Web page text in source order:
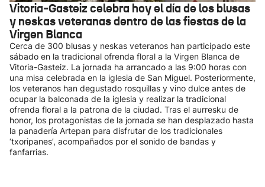
Vitoria-Gasteiz celebra hoy el día de los blusas
y neskas veteranas dentro de las fiestas de la
Virgen Blanca
Cerca de 300 blusas y neskas veteranos han participado este
sábado en la tradicional ofrenda floral a la Virgen Blanca de
Vitoria-Gasteiz. La jornada ha arrancado a las 9:00 horas con
una misa celebrada en la iglesia de San Miguel. Posteriormente,
los veteranos han degustado rosquillas y vino dulce antes de
ocupar la balconada de la iglesia y realizar la tradicional
ofrenda floral a la patrona de la ciudad. Tras el aurresku de
honor, los protagonistas de la jornada se han desplazado hasta
la panadería Artepan para disfrutar de los tradicionales
‘txoripanes’, acompañados por el sonido de bandas y
fanfarrias.